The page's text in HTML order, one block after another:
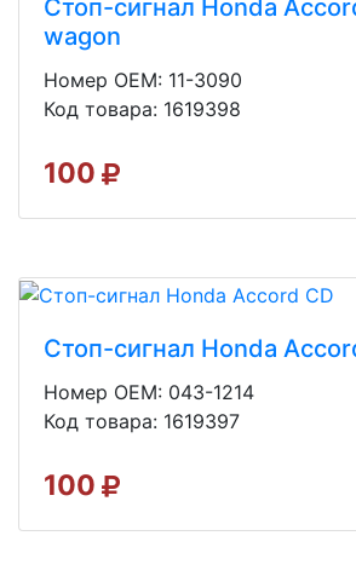
Стоп-сигнал Honda
wagon
Номер OEM: 11-3090
Код товара: 1619398
100
Стоп-сигнал Honda
Номер OEM: 043-1214
Код товара: 1619397
100